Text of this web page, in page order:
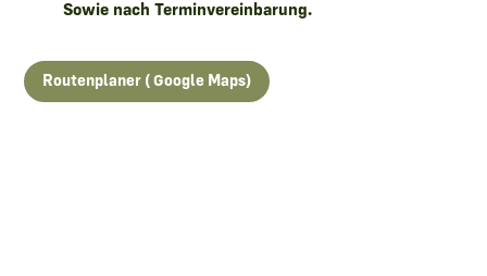
Sowie nach Terminvereinbarung.
Routenplaner ( Google Maps)